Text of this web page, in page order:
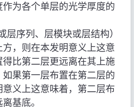
为各个单层的光学厚度的
层序列、层模块或层结构）
，则在本发明意义上这意
比第二层更远离在其上施
果第一层布置在第二层的
义上这意味着，第二层布
基底。